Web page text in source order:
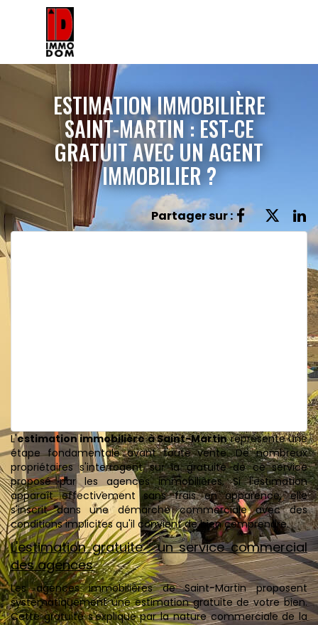
ESTIMATION IMMOBILIÈRE
SAINT-MARTIN : EST-CE
GRATUIT AVEC UN AGENT
IMMOBILIER ?
Partager sur :
L'estimation immobilière à Saint-Martinreprésente une
étape fondamentale avant toute vente. De nombreux
propriétaires s'interrogent sur la gratuité de ce service
proposé par les agences immobilières. Si l'estimation
apparaît effectivement sans frais en apparence, elle
s'inscrit dans une démarche commerciale avec des
conditions implicites qu'il convient de bien comprendre.
L'estimation gratuite : un service commercial
des agences
Les agences immobilières de Saint-Martin proposent
systématiquement une estimation gratuite de votre bien.
Cette gratuité s'explique par la nature commerciale de la